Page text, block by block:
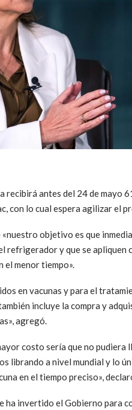
recibirá antes del 24 de mayo
con lo cual espera agilizar el
objetivo es que
refrigerador y que se apliquen
el menor tiempo».
en vacunas y para el
incluye la compra y
agregó.
costo sería que no pudiera
librando a nivel mundial y lo
en el tiempo preciso»,
ha invertido el Gobierno para